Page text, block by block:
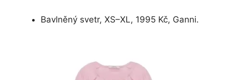
Bavlněný svetr, XS–XL, 1995 Kč, Ganni.